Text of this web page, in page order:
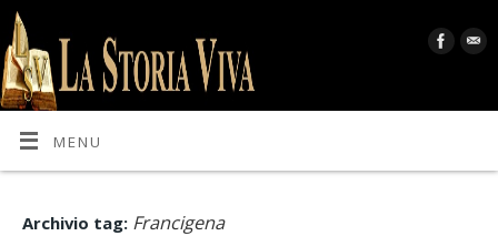
MENU
Archivio tag: Francigena